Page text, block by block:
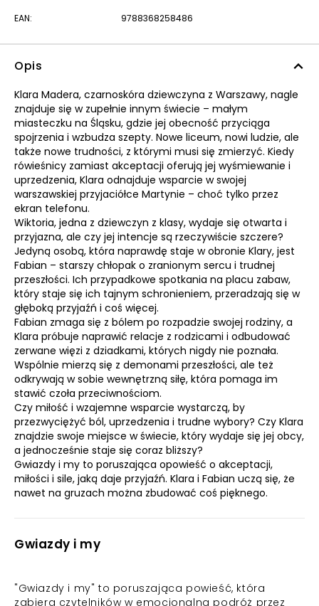
EAN: 9788368258486
Opis
Klara Madera, czarnoskóra dziewczyna z Warszawy, nagle
znajduje się w zupełnie innym świecie – małym
miasteczku na Śląsku, gdzie jej obecność przyciąga
spojrzenia i wzbudza szepty. Nowe liceum, nowi ludzie, ale
także nowe trudności, z którymi musi się zmierzyć. Kiedy
rówieśnicy zamiast akceptacji oferują jej wyśmiewanie i
uprzedzenia, Klara odnajduje wsparcie w swojej
warszawskiej przyjaciółce Martynie – choć tylko przez
ekran telefonu.
Wiktoria, jedna z dziewczyn z klasy, wydaje się otwarta i
przyjazna, ale czy jej intencje są rzeczywiście szczere?
Jedyną osobą, która naprawdę staje w obronie Klary, jest
Fabian – starszy chłopak o zranionym sercu i trudnej
przeszłości. Ich przypadkowe spotkania na placu zabaw,
który staje się ich tajnym schronieniem, przeradzają się w
głęboką przyjaźń i coś więcej.
Fabian zmaga się z bólem po rozpadzie swojej rodziny, a
Klara próbuje naprawić relacje z rodzicami i odbudować
zerwane więzi z dziadkami, których nigdy nie poznała.
Wspólnie mierzą się z demonami przeszłości, ale też
odkrywają w sobie wewnętrzną siłę, która pomaga im
stawić czoła przeciwnościom.
Czy miłość i wzajemne wsparcie wystarczą, by
przezwyciężyć ból, uprzedzenia i trudne wybory? Czy Klara
znajdzie swoje miejsce w świecie, który wydaje się jej obcy,
a jednocześnie staje się coraz bliższy?
Gwiazdy i my to poruszająca opowieść o akceptacji,
miłości i sile, jaką daje przyjaźń. Klara i Fabian uczą się, że
nawet na gruzach można zbudować coś pięknego.
Gwiazdy i my
"Gwiazdy i my" to poruszająca powieść, która
zabiera czytelników w emocjonalną podróż przez